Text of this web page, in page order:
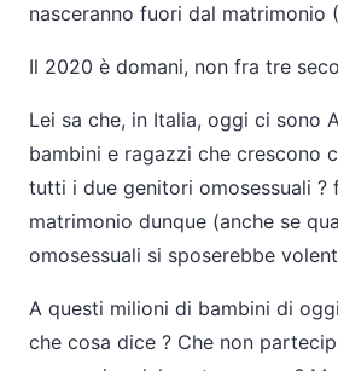
nasceranno fuori dal matrimonio
Il 2020 è domani, non fra tre
Lei sa che, in Italia, oggi ci sono
bambini e ragazzi che crescono
tutti i due genitori omosessuali ?
matrimonio dunque (anche se
omosessuali si sposerebbe
A questi milioni di bambini di
che cosa dice ? Che non